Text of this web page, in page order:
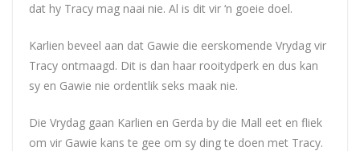
dat hy Tracy mag naai nie. Al is dit vir ‘n goeie doel.
Karlien beveel aan dat Gawie die eerskomende Vrydag vir
Tracy ontmaagd. Dit is dan haar rooitydperk en dus kan
sy en Gawie nie ordentlik seks maak nie.
Die Vrydag gaan Karlien en Gerda by die Mall eet en fliek
om vir Gawie kans te gee om sy ding te doen met Tracy.